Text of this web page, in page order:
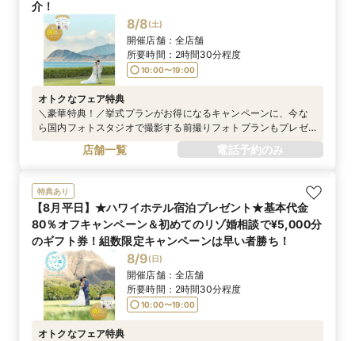
介！
8/8(土)
開催店舗： 全店舗
所要時間： 2時間30分程度
10:00〜19:00
オトクなフェア特典
＼豪華特典！／挙式プランがお得になるキャンペーンに、今な
ら国内フォトスタジオで撮影する前撮りフォトプランもプレゼ
店舗一覧 電話予約のみ
特典あり
【8月平日】★ハワイホテル宿泊プレゼント★基本代金
80％オフキャンペーン＆初めてのリゾ婚相談で¥5,000分
のギフト券！組数限定キャンペーンは早い者勝ち！
8/9(日)
開催店舗： 全店舗
所要時間： 2時間30分程度
10:00〜19:00
オトクなフェア特典